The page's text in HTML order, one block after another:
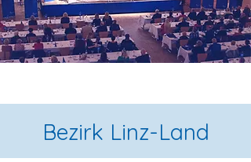
Bezirk Linz-Land